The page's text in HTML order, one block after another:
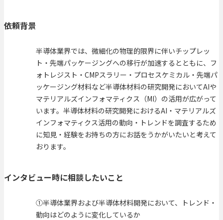
依頼背景
半導体業界では、微細化の物理的限界に伴いチップレッ
ト・先端パッケージングへの移行が加速するとともに、フ
ォトレジスト・CMPスラリー・プロセスケミカル・先端パ
ッケージング材料など半導体材料の研究開発においてAIや
マテリアルズインフォマティクス（MI）の活用が広がって
います。半導体材料の研究開発におけるAI・マテリアルズ
インフォマティクス活用の動向・トレンドを調査するため
に知見・経験をお持ちの方にお話をうかがいたいと考えて
おります。
インタビュー時に相談したいこと
①半導体業界および半導体材料開発において、トレンド・
動向はどのように変化しているか